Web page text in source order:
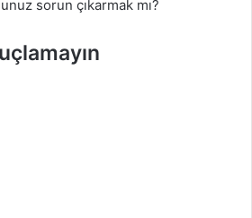
sorun çıkarmak mı?